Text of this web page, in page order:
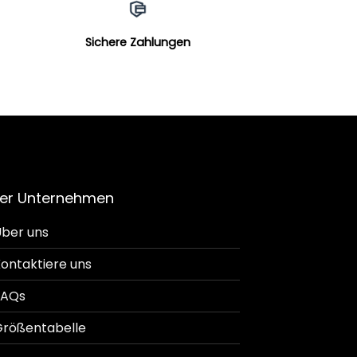
Sichere Zahlungen
Unternehmen
uns
uns